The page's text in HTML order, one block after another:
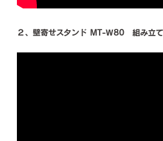
２、壁寄せスタンド MT-W80 組み立